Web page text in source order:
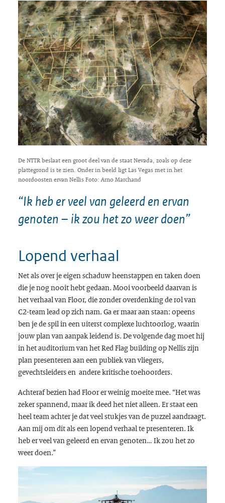
De NTTR beslaat een groot deel van de staat Nevada, zoals op deze
plattegrond is te zien. Onder in beeld ligt Las Vegas met in het
noordoosten ervan Nellis Foto: Arno Marchand
“Ik heb er veel van geleerd en ervan
genoten – ik zou het zo weer doen”
Lopend verhaal
Net als over je eigen schaduw heenstappen en taken doen
die je nog nooit hebt gedaan. Mooi voorbeeld daarvan is
het verhaal van Floor, die zonder overdenking de rol van
C2-team lead op zich nam. Ga er maar aan staan: opeens
ben je de spil in een uiterst complexe luchtoorlog, waarin
jouw plan van aanpak leidend is. De volgende dag moet hij
in het auditorium van het Red Flag building op Nellis zijn
plan presenteren aan een publiek van vliegers,
gevechtsleiders en andere kritische toehoorders.
Achteraf bezien had Floor er weinig moeite mee. “Het was
zeker spannend, maar ik deed het niet alleen. Er staat een
heel team achter je dat veel stukjes van de puzzel aandraagt.
Aan mij om dit als een lopend verhaal te presenteren. Ik
heb er veel van geleerd en ervan genoten… Ik zou het zo
weer doen.”